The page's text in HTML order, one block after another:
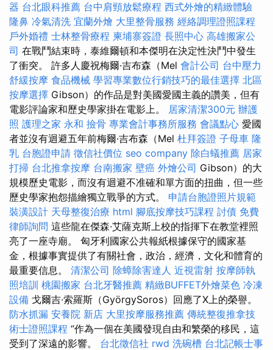
器 台北眼科推薦 台中肩頸放鬆療程 西式外燴的精緻體驗
隆鼻 冷氣清洗 宜蘭外燴 大里整骨服務 經絡調理證照課程
戶外婚禮 士林整骨療程 柬埔寨簽證 長照中心 高雄搬家公
司 在戰鬥結束時，泰維爾頓和本傑明在決定性決鬥中發生
了衝突。 許多人慶祝梅爾·吉布森（Mel 會計公司 台中壓力
舒緩按摩 食品機械 學習專業數位行銷技巧的最佳選擇 北區
按摩選擇 Gibson）的作品是對美國愛國主義的讚美，但有
電影評論家和歷史學家掛在電影上。 居家清潔300元 辦護
照 護理之家 永和 撿骨 專業會計事務所服務 會議點心 愛國
者並沒有迴避五年前梅爾·吉布森（Mel 杜拜簽證 子母車 隆
乳 台胞證申請 徵信社價位 seo company 除白蟻推薦 居家
打掃 台北推拿按摩 台南搬家 壁癌 外燴公司 Gibson）的大
規模歷史電影，而沒有迴避不准確和單方面的扭曲，但一些
歷史學家抱怨描繪獨立戰爭的方式。 申請台胞證照片規範
裝潢設計 天母整復治療 html 腳底按摩技巧課程 討債 免費
律師詢問 這些龍在傑森·艾薩克斯上校的指揮下在教堂裡照
亮了一座寺廟。 匈牙利國家公共報紙根據保守的國家基
金，根據事實提供了有關社會，政治，經濟，文化和體育的
最重要信息。 清潔公司 除蟑除害達人 近視雷射 按摩師執
照培訓 桃園搬家 台北牙醫推薦 精緻BUFFET外燴菜色 冷凍
設備 戈爾吉·索羅斯（GyörgySoros）回應了X上的榮譽。
防水抓漏 安養院 新店 大里按摩服務推薦 傳統整復推拿技
術士證照課程 “作為一個在美國發現自由和繁榮的移民，這
受到了深遠的影響。 台北徵信社 rwd 洗碗槽 台北記帳士事